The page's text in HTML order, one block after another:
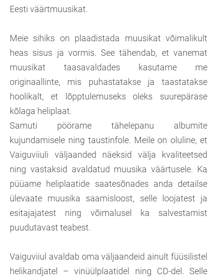
Eesti väärtmuusikat.
Meie sihiks on plaadistada muusikat võimalikult
heas sisus ja vormis. See tähendab, et vanemat
muusikat taasavaldades kasutame me
originaallinte, mis puhastatakse ja taastatakse
hoolikalt, et lõpptulemuseks oleks suurepärase
kõlaga heliplaat.
Samuti pöörame tähelepanu albumite
kujundamisele ning taustinfole. Meile on oluline, et
Vaiguviiuli väljaanded näeksid välja kvaliteetsed
ning vastaksid avaldatud muusika väärtusele. Ka
püüame heliplaatide saatesõnades anda detailse
ülevaate muusika saamisloost, selle loojatest ja
esitajajatest ning võimalusel ka salvestamist
puudutavast teabest.
Vaiguviiul avaldab oma väljaandeid ainult füüsilistel
helikandjatel – vinüülplaatidel ning CD-del. Selle